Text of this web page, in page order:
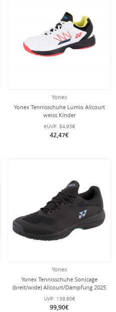
Yonex
Yonex Tennisschuhe Lumio Allcourt
weiss Kinder
eUVP: 84,95€
42,47€
Yonex
Yonex Tennisschuhe Sonicage
(breit/wide) Allcourt/Dämpfung 2025
UVP: 139,90€
99,90€